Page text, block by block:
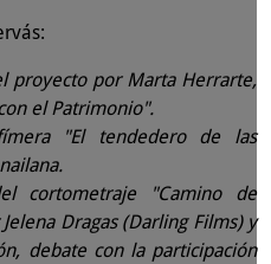
proyecto por Marta Herrarte,
el Patrimonio".
"El tendedero de las
cortometraje "Camino de
Dragas (Darling Films) y
debate con la participación